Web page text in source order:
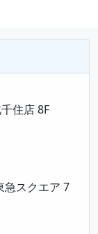
住店 8F
急スクエア 7